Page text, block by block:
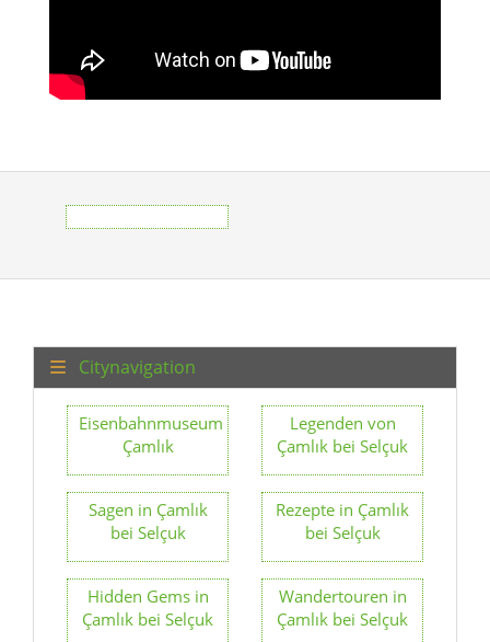
Sagen in Çamlık
bei Selçuk
Rezepte in Çamlık
bei Selçuk
Hidden Gems in
Çamlık bei Selçuk
Wandertouren in
Çamlık bei Selçuk
Fotospots in
Çamlık bei Selçuk
Schulen in Çamlık
bei Selçuk